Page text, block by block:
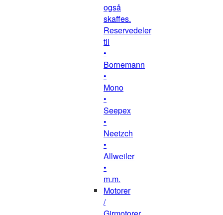
også
skaffes.
Reservedeler
til
•
Bornemann
•
Mono
•
Seepex
•
Neetzch
•
Allweiler
•
m.m.
Motorer
/